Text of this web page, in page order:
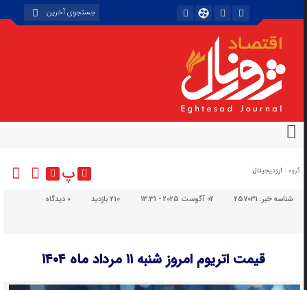
گروه : ارزدیجیتال پ
شناسه خبر:257031 02 آگوست 2025 - 13:31 210 بازدید دیدگاه
قیمت اتریوم امروز شنبه ۱۱ مرداد ماه ۱۴۰۴